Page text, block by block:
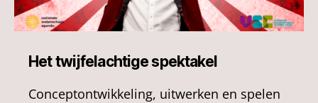
Het twijfelachtige spektakel
Conceptontwikkeling, uitwerken en spelen